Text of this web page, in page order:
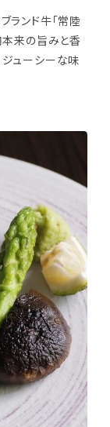
ランド牛「常陸
本来の旨みと香
ジューシーな味